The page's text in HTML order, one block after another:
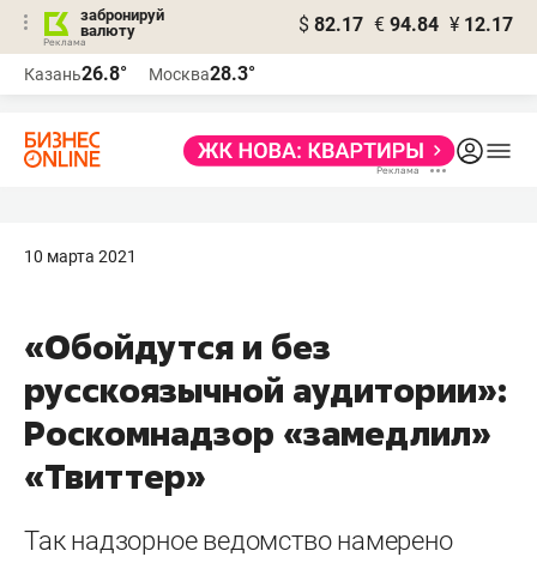
забронируй
валюту
$ 82.17 € 94.84 ¥ 12.17
Казань26.8° Москва28.3°
10 марта 2021
«Обойдутся и без
русскоязычной аудитории»:
Роскомнадзор «замедлил»
«Твиттер»
Так надзорное ведомство намерено